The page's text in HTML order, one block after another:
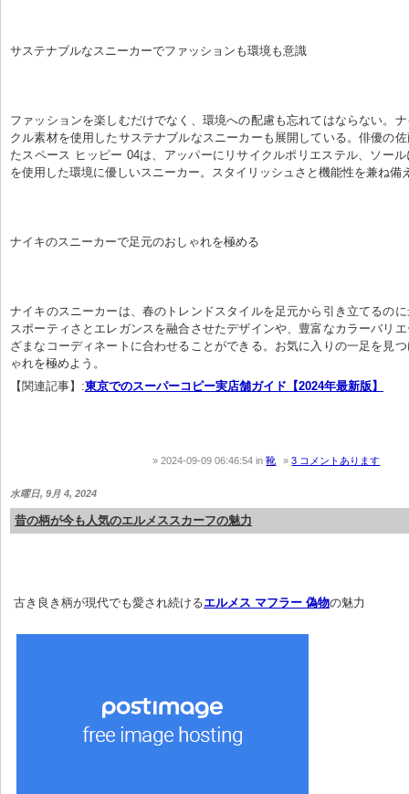
サステナブルなスニーカーでファッションも環境も意識
ファッションを楽しむだけでなく、環境への配慮も忘れてはならない。
クル素材を使用したサステナブルなスニーカーも展開している。俳優の
たスペース ヒッピー 04は、アッパーにリサイクルポリエステル、ソー
を使用した環境に優しいスニーカー。スタイリッシュさと機能性を兼ね備
ナイキのスニーカーで足元のおしゃれを極める
ナイキのスニーカーは、春のトレンドスタイルを足元から引き立てるの
スポーティさとエレガンスを融合させたデザインや、豊富なカラーバリ
ざまなコーディネートに合わせることができる。お気に入りの一足を見
ゃれを極めよう。
【関連記事】:東京でのスーパーコピー実店舗ガイド【2024年最新版】
2024-09-09 06:46:54in靴 3 コメントあります
水曜日, 9月 4, 2024
昔の柄が今も人気のエルメススカーフの魅力
古き良き柄が現代でも愛され続けるエルメス マフラー 偽物の魅力